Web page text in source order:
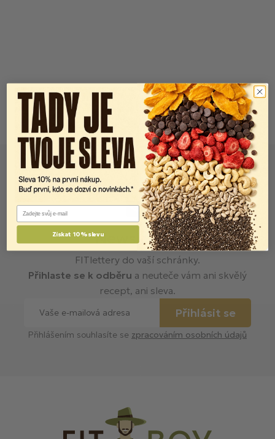
Newsletter
FITlettery do vaší schránky.
Přihlaste se k odběru a neuteče vám ani skvělý
recept, ani sleva.
Přihlásit se
Přihlášením souhlasíte se zpracováním osobních údajů
Email
Získat 10% slevu